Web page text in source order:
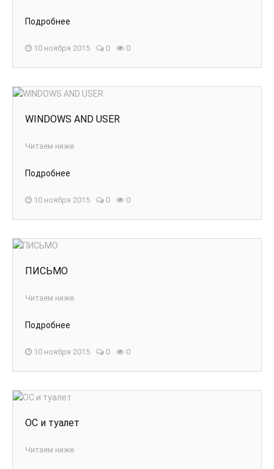
Подробнее
10 ноября 2015 0 0
WINDOWS AND USER
Читаем ниже
Подробнее
10 ноября 2015 0 0
ПИСЬМО
Читаем ниже
Подробнее
10 ноября 2015 0 0
ОС и туалет
Читаем ниже